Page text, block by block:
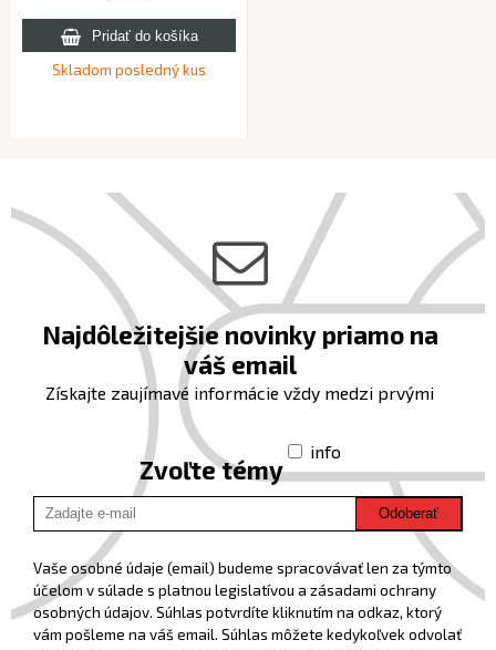
Skladom posledný kus
Najdôležitejšie novinky priamo na
váš email
Získajte zaujímavé informácie vždy medzi prvými
Zvoľte témy
info
Odoberať
Vaše osobné údaje (email) budeme spracovávať len za týmto
účelom v súlade s platnou legislatívou a zásadami ochrany
osobných údajov. Súhlas potvrdíte kliknutím na odkaz, ktorý
vám pošleme na váš email. Súhlas môžete kedykoľvek odvolať